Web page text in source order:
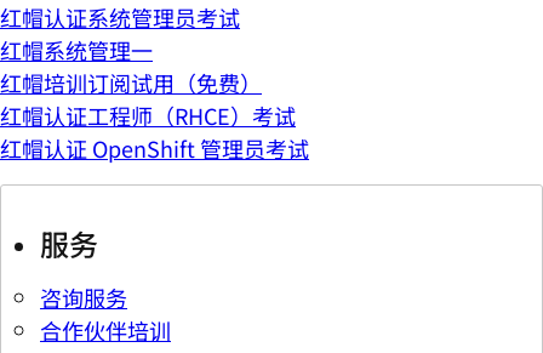
红帽认证系统管理员考试
红帽系统管理一
红帽培训订阅试用（免费）
红帽认证工程师（RHCE）考试
红帽认证 OpenShift 管理员考试
服务
咨询服务
合作伙伴培训